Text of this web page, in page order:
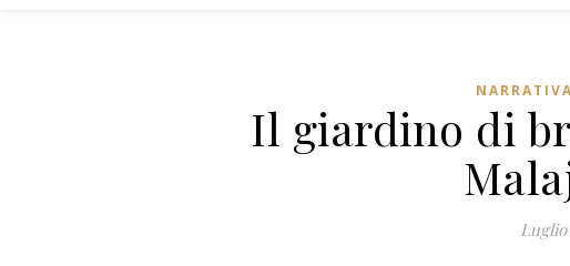
Il giardino di
Luglio